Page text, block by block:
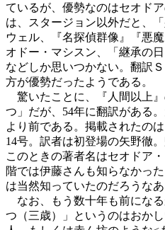
ているが、優勢なのはセオド
は、スタージョン以外だと、
ウェル、『名探偵群像』『悪
オドー・マシスン、「継承の
などしか思いつかない。翻訳
方が優勢だったようである。
驚いたことに、『人間以上
つ」だが、54年に翻訳がある
より前である。掲載されたの
14号。訳者は初登場の矢野徹
このときの著者名はセオドア
階では伊藤さんも知らなかっ
は当然知っていたのだろうなあ
なお、もう数十年も前にな
つ（三歳）」というのはおか